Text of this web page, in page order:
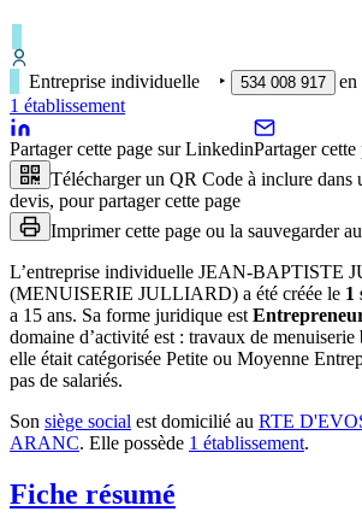
Entreprise individuelle ‣ 534 008 917
en
1 établissement
Partager cette page sur LinkedinPartager
Télécharger un QR Code à inclure dans
devis, pour partager cette page
Imprimer cette page ou la sauvegarder
L’entreprise individuelle JEAN-BAPTISTE
(MENUISERIE JULLIARD) a été créée le 1
a 15 ans. Sa forme juridique est
domaine d’activité est : travaux de menuiserie
elle était catégorisée Petite ou Moyenne
pas de salariés.
Son siège social est domicilié au RTE
ARANC. Elle possède 1 établissement.
Fiche résumé